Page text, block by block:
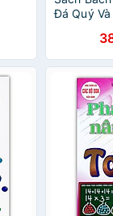
Đá Quý
Hình Ảnh,
Thức Hơn
Quý Và
Thế Giới -
Cứng, In